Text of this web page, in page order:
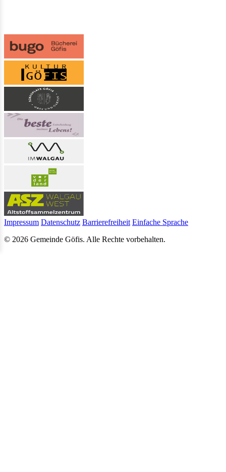
Impressum Datenschutz Barrierefreiheit Einfache Sprache
© 2026 Gemeinde Göfis. Alle Rechte vorbehalten.